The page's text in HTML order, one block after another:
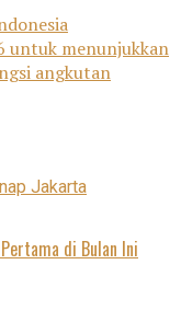
untuk menunjukkan
angkutan
di Bulan Ini